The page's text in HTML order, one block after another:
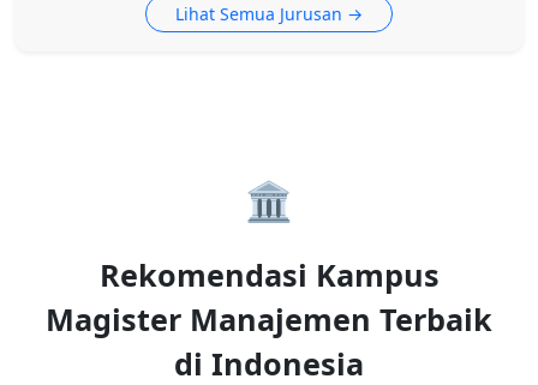
Lihat Semua Jurusan →
🏛️
Rekomendasi Kampus
Magister Manajemen Terbaik
di Indonesia